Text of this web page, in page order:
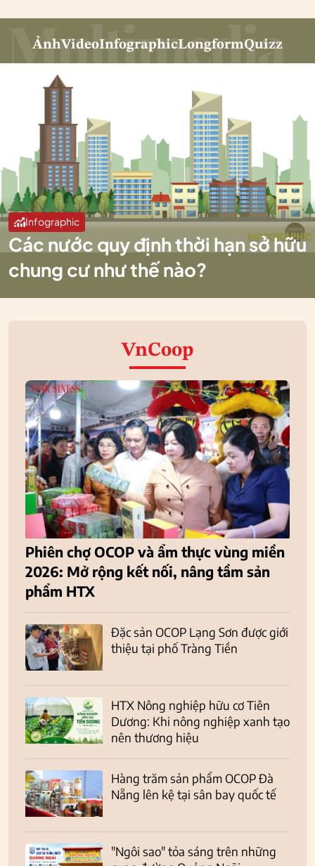
ẢnhVideoInfographicLongformQuizz
Infographic
Các nước quy định thời hạn sở hữu
chung cư như thế nào?
VnCoop
Phiên chợ OCOP và ẩm thực vùng miền
2026: Mở rộng kết nối, nâng tầm sản
phẩm HTX
Đặc sản OCOP Lạng Sơn được giới
thiệu tại phố Tràng Tiền
HTX Nông nghiệp hữu cơ Tiên
Dương: Khi nông nghiệp xanh tạo
nên thương hiệu
Hàng trăm sản phẩm OCOP Đà
Nẵng lên kệ tại sân bay quốc tế
"Ngôi sao" tỏa sáng trên những